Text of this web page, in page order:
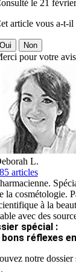
le 21
article vous a-t-il
Non
pour votre
L.
articles
la cosmétologie.
à la
avec des
spécial :
bons réflexes
notre dossier